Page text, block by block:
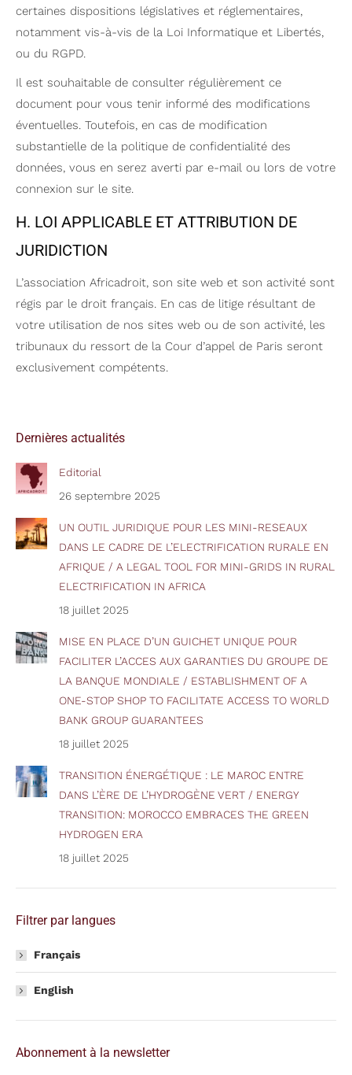
certaines dispositions législatives et réglementaires,
notamment vis-à-vis de la Loi Informatique et Libertés,
ou du RGPD.
Il est souhaitable de consulter régulièrement ce
document pour vous tenir informé des modifications
éventuelles. Toutefois, en cas de modification
substantielle de la politique de confidentialité des
données, vous en serez averti par e-mail ou lors de votre
connexion sur le site.
H. LOI APPLICABLE ET ATTRIBUTION DE
JURIDICTION
L’association Africadroit, son site web et son activité sont
régis par le droit français. En cas de litige résultant de
votre utilisation de nos sites web ou de son activité, les
tribunaux du ressort de la Cour d’appel de Paris seront
exclusivement compétents.
Dernières actualités
Editorial
26 septembre 2025
UN OUTIL JURIDIQUE POUR LES MINI-RESEAUX
DANS LE CADRE DE L’ELECTRIFICATION RURALE EN
AFRIQUE / A LEGAL TOOL FOR MINI-GRIDS IN RURAL
ELECTRIFICATION IN AFRICA
18 juillet 2025
MISE EN PLACE D’UN GUICHET UNIQUE POUR
FACILITER L’ACCES AUX GARANTIES DU GROUPE DE
LA BANQUE MONDIALE / ESTABLISHMENT OF A
ONE-STOP SHOP TO FACILITATE ACCESS TO WORLD
BANK GROUP GUARANTEES
18 juillet 2025
TRANSITION ÉNERGÉTIQUE : LE MAROC ENTRE
DANS L’ÈRE DE L’HYDROGÈNE VERT / ENERGY
TRANSITION: MOROCCO EMBRACES THE GREEN
HYDROGEN ERA
18 juillet 2025
Filtrer par langues
Français
English
Abonnement à la newsletter